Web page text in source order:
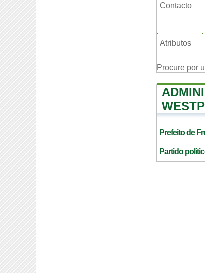
Contacto
Atributos
Procure por
Prefeito de
Partido